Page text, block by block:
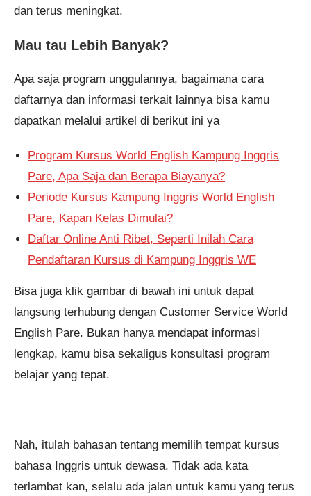
dan terus meningkat.
Mau tau Lebih Banyak?
Apa saja program unggulannya, bagaimana cara
daftarnya dan informasi terkait lainnya bisa kamu
dapatkan melalui artikel di berikut ini ya
Program Kursus World English Kampung Inggris
Pare, Apa Saja dan Berapa Biayanya?
Periode Kursus Kampung Inggris World English
Pare, Kapan Kelas Dimulai?
Daftar Online Anti Ribet, Seperti Inilah Cara
Pendaftaran Kursus di Kampung Inggris WE
Bisa juga klik gambar di bawah ini untuk dapat
langsung terhubung dengan Customer Service World
English Pare. Bukan hanya mendapat informasi
lengkap, kamu bisa sekaligus konsultasi program
belajar yang tepat.
Nah, itulah bahasan tentang memilih tempat kursus
bahasa Inggris untuk dewasa. Tidak ada kata
terlambat kan, selalu ada jalan untuk kamu yang terus